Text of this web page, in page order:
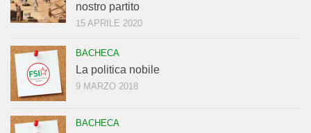
nostro partito
15 APRILE 2020
BACHECA
La politica nobile
9 MARZO 2018
BACHECA